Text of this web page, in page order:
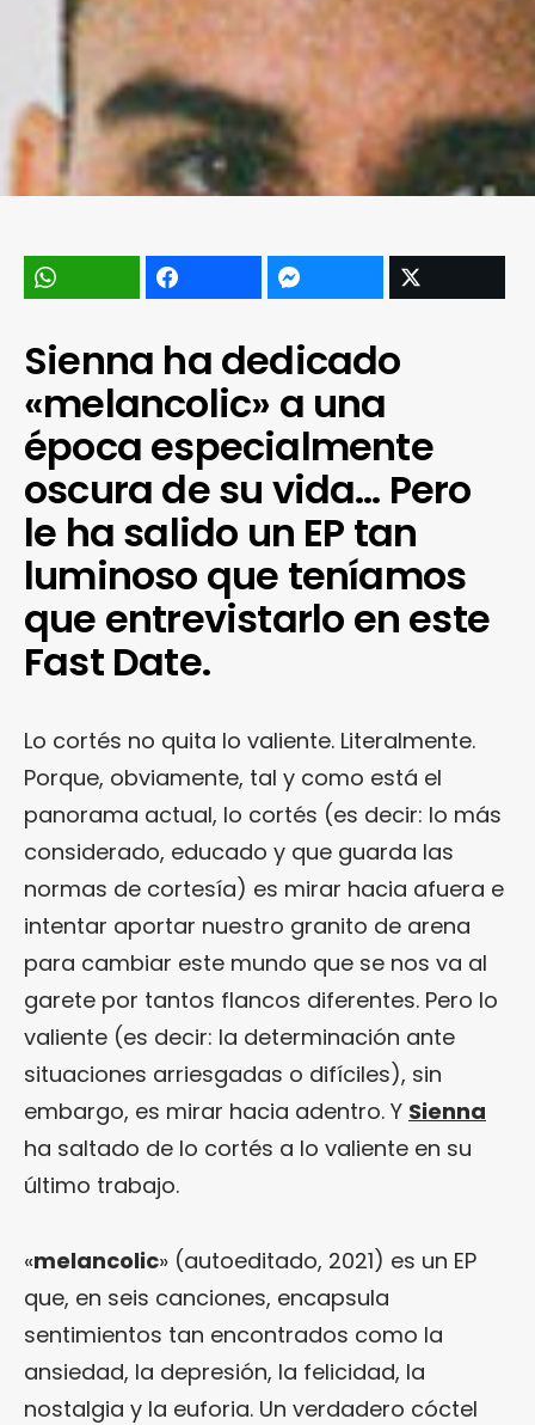
Sienna ha dedicado
«melancolic» a una
época especialmente
oscura de su vida… Pero
le ha salido un EP tan
luminoso que teníamos
que entrevistarlo en este
Fast Date.
Lo cortés no quita lo valiente. Literalmente.
Porque, obviamente, tal y como está el
panorama actual, lo cortés (es decir: lo más
considerado, educado y que guarda las
normas de cortesía) es mirar hacia afuera e
intentar aportar nuestro granito de arena
para cambiar este mundo que se nos va al
garete por tantos flancos diferentes. Pero lo
valiente (es decir: la determinación ante
situaciones arriesgadas o difíciles), sin
embargo, es mirar hacia adentro. Y Sienna
ha saltado de lo cortés a lo valiente en su
último trabajo.
«melancolic» (autoeditado, 2021) es un EP
que, en seis canciones, encapsula
sentimientos tan encontrados como la
ansiedad, la depresión, la felicidad, la
nostalgia y la euforia. Un verdadero cóctel